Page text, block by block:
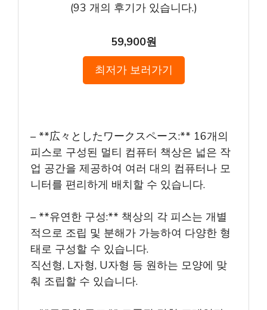
(93 개의 후기가 있습니다.)
59,900원
최저가 보러가기
– **広々としたワークスペース:** 16개의
피스로 구성된 멀티 컴퓨터 책상은 넓은 작
업 공간을 제공하여 여러 대의 컴퓨터나 모
니터를 편리하게 배치할 수 있습니다.
– **유연한 구성:** 책상의 각 피스는 개별
적으로 조립 및 분해가 가능하여 다양한 형
태로 구성할 수 있습니다.
직선형, L자형, U자형 등 원하는 모양에 맞
춰 조립할 수 있습니다.